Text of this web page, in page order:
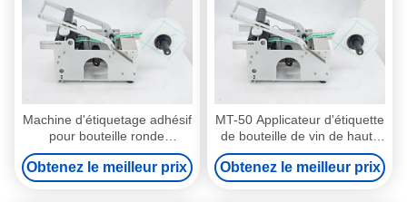
Machine d'étiquetage adhésif
pour bouteille ronde
personnalisée pour boissons
et aliments
Obtenez le meilleur prix
MT-50 Applicateur d'étiquette
de bouteille de vin de haute
précision
Obtenez le meilleur prix